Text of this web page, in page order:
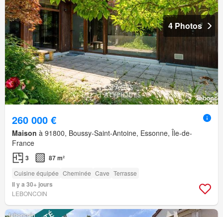
4 Photos
260 000 €
Maison à 91800, Boussy-Saint-Antoine, Essonne, Île-de-
France
3 87 m²
Cuisine équipée Cheminée Cave Terrasse
Il y a 30+ jours
LEBONCOIN